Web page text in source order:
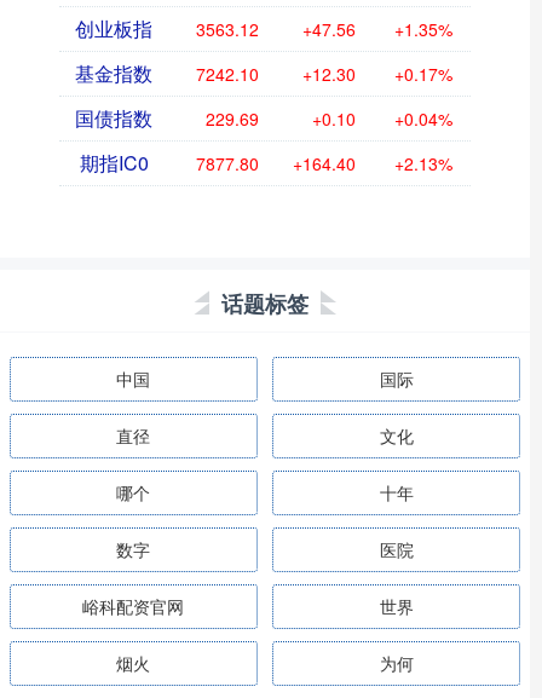
创业板指 3563.12 +47.56 +1.35%
基金指数 7242.10 +12.30 +0.17%
国债指数 229.69 +0.10 +0.04%
期指IC0 7877.80 +164.40 +2.13%
话题标签
中国 国际
直径 文化
哪个 十年
数字 医院
峪科配资官网 世界
烟火 为何